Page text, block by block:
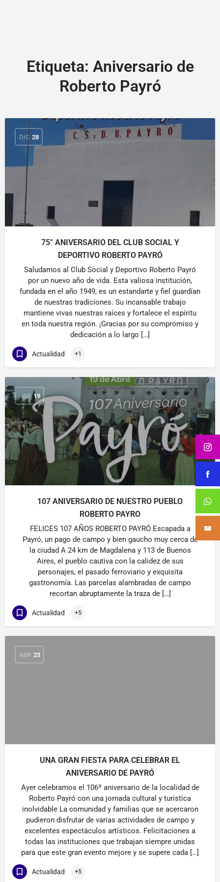
Etiqueta: Aniversario de
Roberto Payró
DIC 28
75° ANIVERSARIO DEL CLUB SOCIAL Y
DEPORTIVO ROBERTO PAYRÓ
Saludamos al Club Social y Deportivo Roberto Payró
por un nuevo año de vida. Esta valiosa institución,
fundada en el año 1949, es un estandarte y fiel guardían
de nuestras tradiciones. Su incansable trabajo
mantiene vivas nuestras raíces y fortalece el espíritu
en toda nuestra región. ¡Gracias por su compromiso y
dedicación a lo largo […]
Actualidad +1
ABR 19
107 ANIVERSARIO DE NUESTRO PUEBLO
ROBERTO PAYRO
FELICES 107 AÑOS ROBERTO PAYRÓ Escapada a
Payró, un pago de campo y bien gaucho muy cerca de
la ciudad A 24 km de Magdalena y 113 de Buenos
Aires, el pueblo cautiva con la calidez de sus
personajes, el pasado ferroviario y exquisita
gastronomía. Las parcelas alambradas de campo
recortan abruptamente la traza de […]
Actualidad +5
ABR 23
UNA GRAN FIESTA PARA CELEBRAR EL
ANIVERSARIO DE PAYRÓ
Ayer celebramos el 106º aniversario de la localidad de
Roberto Payró con una jornada cultural y turística
inolvidable La comunidad y familias que se acercaron
pudieron disfrutar de varias actividades de campo y
excelentes espectáculos artísticos. Felicitaciones a
todas las instituciones que trabajan siempre unidas
para que este gran evento mejore y se supere cada […]
Actualidad +5